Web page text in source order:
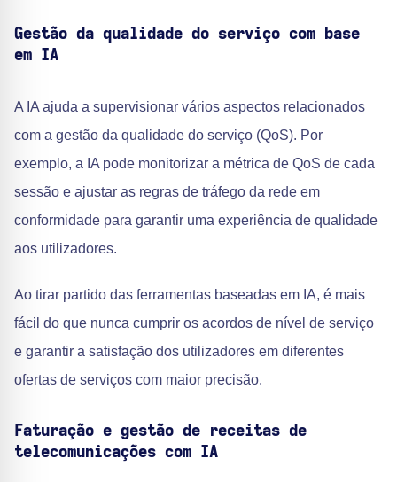
Gestão da qualidade do serviço com base
em IA
A IA ajuda a supervisionar vários aspectos relacionados
com a gestão da qualidade do serviço (QoS). Por
exemplo, a IA pode monitorizar a métrica de QoS de cada
sessão e ajustar as regras de tráfego da rede em
conformidade para garantir uma experiência de qualidade
aos utilizadores.
Ao tirar partido das ferramentas baseadas em IA, é mais
fácil do que nunca cumprir os acordos de nível de serviço
e garantir a satisfação dos utilizadores em diferentes
ofertas de serviços com maior precisão.
Faturação e gestão de receitas de
telecomunicações com IA